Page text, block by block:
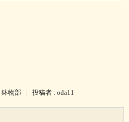
鉢物部 | 投稿者 : oda11